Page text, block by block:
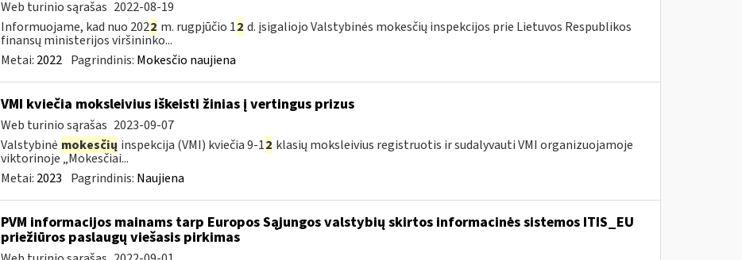
Web turinio sąrašas 2022-08-19
Informuojame, kad nuo 2022 m. rugpjūčio 12 d. įsigaliojo Valstybinės mokesčių inspekcijos prie Lietuvos Respublikos
finansų ministerijos viršininko...
Metai: 2022 Pagrindinis: Mokesčio naujiena
VMI kviečia moksleivius iškeisti žinias į vertingus prizus
Web turinio sąrašas 2023-09-07
Valstybinė mokesčių inspekcija (VMI) kviečia 9-12 klasių moksleivius registruotis ir sudalyvauti VMI organizuojamoje
viktorinoje „Mokesčiai...
Metai: 2023 Pagrindinis: Naujiena
PVM informacijos mainams tarp Europos Sąjungos valstybių skirtos informacinės sistemos ITIS_EU
priežiūros paslaugų viešasis pirkimas